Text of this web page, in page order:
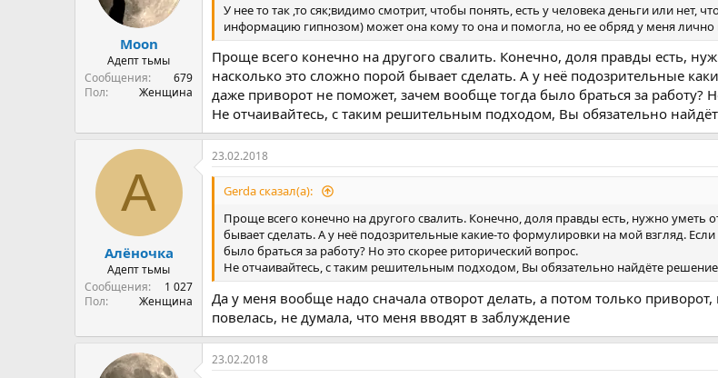
Moon
Адепт тьмы
Сообщения
679
Пол
Женщина
У нее то так ,то сяк;видимо смотрит, чтобы понять, есть у человека деньги или нет,
информацию гипнозом) может она кому то она и помогла, но ее обряд у меня лично
Проще всего конечно на другого свалить. Конечно, доля правды есть,
насколько это сложно порой бывает сделать. А у неё подозрительные
даже приворот не поможет, зачем вообще тогда было браться за работу?
Не отчаивайтесь, с таким решительным подходом, Вы обязательно
А
Алёночка
Адепт тьмы
Сообщения
1 027
Пол
Женщина
23.02.2018
Gerda сказал(а):
Проще всего конечно на другого свалить. Конечно, доля правды есть, нужно уметь
бывает сделать. А у неё подозрительные какие-то формулировки на мой взгляд.
было браться за работу? Но это скорее риторический вопрос.
Не отчаивайтесь, с таким решительным подходом, Вы обязательно найдёте
Да у меня вообще надо сначала отворот делать, а потом только
повелась, не думала, что меня вводят в заблуждение
23.02.2018